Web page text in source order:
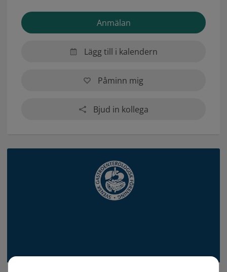
Anmälan
Lägg till i kalendern
Påminn mig
Bjud in kollega